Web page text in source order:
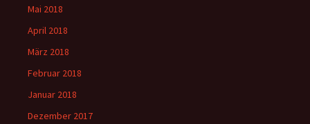
Mai 2018
April 2018
März 2018
Februar 2018
Januar 2018
Dezember 2017